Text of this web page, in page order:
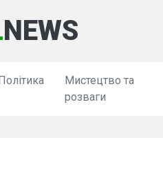
NEWS
Мистецтво та
розваги